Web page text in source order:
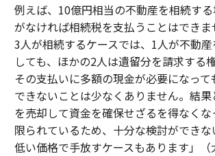
例えば、10億円相当の不動産を相続す
がなければ相続税を支払うことはできま
3人が相続するケースでは、1人が不動
しても、ほかの2人は遺留分を請求する
その支払いに多額の現金が必要になって
できないことは少なくありません。結
を売却して資金を確保せざるを得なくな
限られているため、十分な検討ができな
低い価格で手放すケースもあります」（